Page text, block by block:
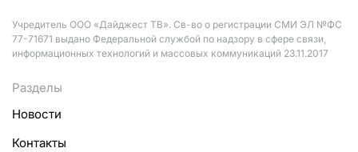
Учредитель ООО «Дайджест ТВ». Св-во о регистрации СМИ ЭЛ №ФС
77-71671 выдано Федеральной службой по надзору в сфере связи,
информационных технологий и массовых коммуникаций 23.11.2017
Разделы
Новости
Контакты